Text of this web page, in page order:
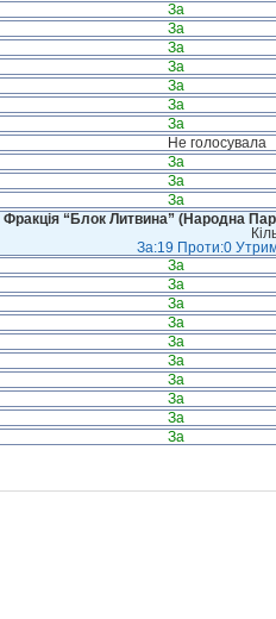
За
За
За
За
За
За
За
Не голосувала
За
За
За
Фракція “Блок Литвина” (Народна
За:19 Проти:0
За
За
За
За
За
За
За
За
За
За